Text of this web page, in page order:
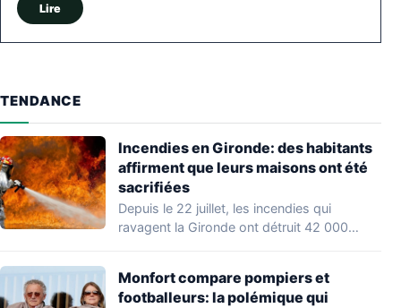
Lire
TENDANCE
Incendies en Gironde: des habitants
affirment que leurs maisons ont été
sacrifiées
Depuis le 22 juillet, les incendies qui
ravagent la Gironde ont détruit 42 000…
Monfort compare pompiers et
footballeurs: la polémique qui